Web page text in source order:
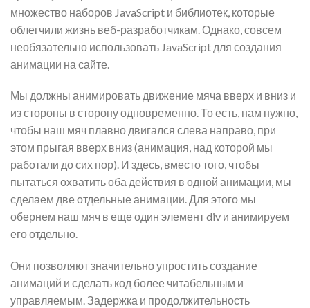
множество наборов JavaScript и библиотек, которые
облегчили жизнь веб-разработчикам. Однако, совсем
необязательно использовать JavaScript для создания
анимации на сайте.
Мы должны анимировать движение мяча вверх и вниз и
из стороны в сторону одновременно. То есть, нам нужно,
чтобы наш мяч плавно двигался слева направо, при
этом прыгая вверх вниз (анимация, над которой мы
работали до сих пор). И здесь, вместо того, чтобы
пытаться охватить оба действия в одной анимации, мы
сделаем две отдельные анимации. Для этого мы
обернем наш мяч в еще один элемент div и анимируем
его отдельно.
Они позволяют значительно упростить создание
анимаций и сделать код более читабельным и
управляемым. Задержка и продолжительность